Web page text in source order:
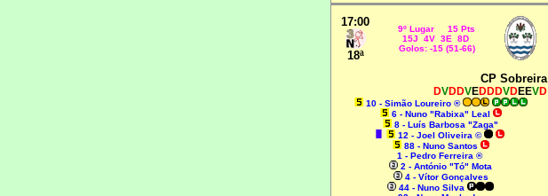
17:00
18ª
9º Lugar 15 Pts
15J 4V 3E 8D
Golos: -15 (51-66)
CP Sobreira
DVDDVEDDDVDEEVD
10 - Simão Loureiro ®
6 - Nuno "Rabixa" Leal
8 - Luís Barbosa "Zaga"
12 - Joel Oliveira ©
88 - Nuno Santos
1 - Pedro Ferreira ®
2 - António "Tó" Mota
4 - Vítor Gonçalves
44 - Nuno Silva